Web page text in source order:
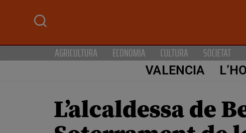
AGRICULTURA ECONOMIA CULTURA SOCIETAT
VALENCIA
L’alcaldessa de